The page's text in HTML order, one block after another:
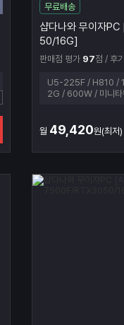
무료배송
샵다나와 무이자
50/16G]
판매점 평가 97점 / 후기
U5-225F / H810 /
2G / 600W / 미니타
월 49,420원(최저)